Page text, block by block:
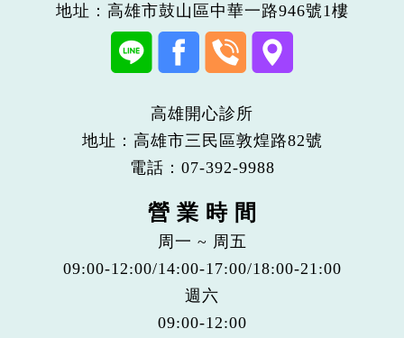
地址：高雄市鼓山區中華一路946號1樓
高雄開心診所
地址：高雄市三民區敦煌路82號
電話： 07-392-9988
營 業 時 間
周一 ~ 周五
09:00-12:00/14:00-17:00/18:00-21:00
週六
09:00-12:00